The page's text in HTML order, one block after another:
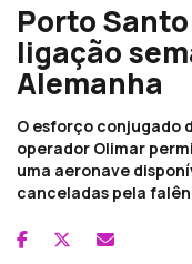
Porto
ligação
Alemanha
O esforço conjugado
operador Olimar
uma aeronave
canceladas pela